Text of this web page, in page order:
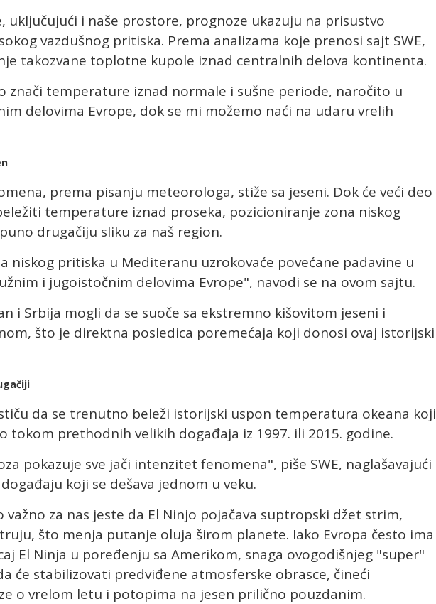
uključujući i naše prostore, prognoze ukazuju na prisustvo
vazdušnog pritiska. Prema analizama koje prenosi sajt SWE,
takozvane toplotne kupole iznad centralnih delova kontinenta.
znači temperature iznad normale i sušne periode, naročito u
delovima Evrope, dok se mi možemo naći na udaru vrelih
prema pisanju meteorologa, stiže sa jeseni. Dok će veći deo
temperature iznad proseka, pozicioniranje zona niskog
drugačiju sliku za naš region.
niskog pritiska u Mediteranu uzrokovaće povećane padavine u
i jugoistočnim delovima Evrope", navodi se na ovom sajtu.
i Srbija mogli da se suoče sa ekstremno kišovitom jeseni i
što je direktna posledica poremećaja koji donosi ovaj istorijski
da se trenutno beleži istorijski uspon temperatura okeana koji
tokom prethodnih velikih događaja iz 1997. ili 2015. godine.
pokazuje sve jači intenzitet fenomena", piše SWE, naglašavajući
koji se dešava jednom u veku.
važno za nas jeste da El Ninjo pojačava suptropski džet strim,
što menja putanje oluja širom planete. Iako Evropa često ima
El Ninja u poređenju sa Amerikom, snaga ovogodišnjeg "super"
će stabilizovati predviđene atmosferske obrasce, čineći
o vrelom letu i potopima na jesen prilično pouzdanim.